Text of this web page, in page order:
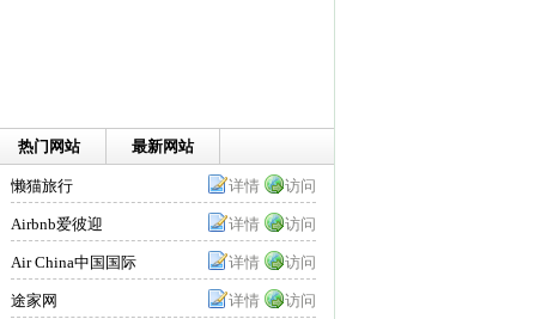
热门网站 最新网站
懒猫旅行 详情 访问
Airbnb爱彼迎 详情 访问
Air China中国国际
航空公司
详情 访问
途家网 详情 访问